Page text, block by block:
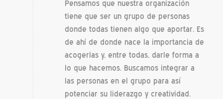
Pensamos que nuestra organización
tiene que ser un grupo de personas
donde todas tienen algo que aportar. Es
de ahí de donde nace la importancia de
acogerlas y, entre todas, darle forma a
lo que hacemos. Buscamos integrar a
las personas en el grupo para así
potenciar su liderazgo y creatividad.